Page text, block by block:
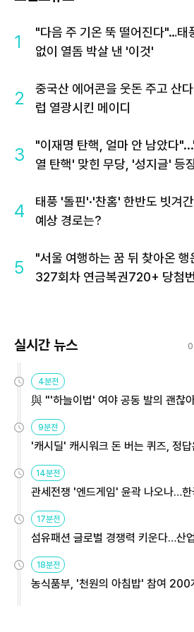
1
"다음 주 기온 뚝 떨어진다"…태
없이 열돔 박살 낸 '이것'
2
중국산 에어콘을 웃돈 주고 산
럽 열광시킨 메이디
3
"이재명 탄핵, 얼마 안 남았다
열 탄핵' 맞힌 무당, '성지글' 등
4
태풍 '돌핀'·'찬홈' 한반도 빗겨
예상 경로는?
5
"서울 여행하는 꿈 뒤 찾아온
327회차 연금복권720+ 당첨
실시간 뉴스
4분전
與 "'하늘이법' 여야 공동 발의 괜찮
9분전
'캐시딜' 캐시워크 돈 버는 퀴즈, 정
14분전
관세전쟁 '엔드게임' 윤곽 나오나…
용해야
17분전
섬유패션 글로벌 경쟁력 키운다…산
원
18분전
농식품부, '천원의 아침밥' 참여 200